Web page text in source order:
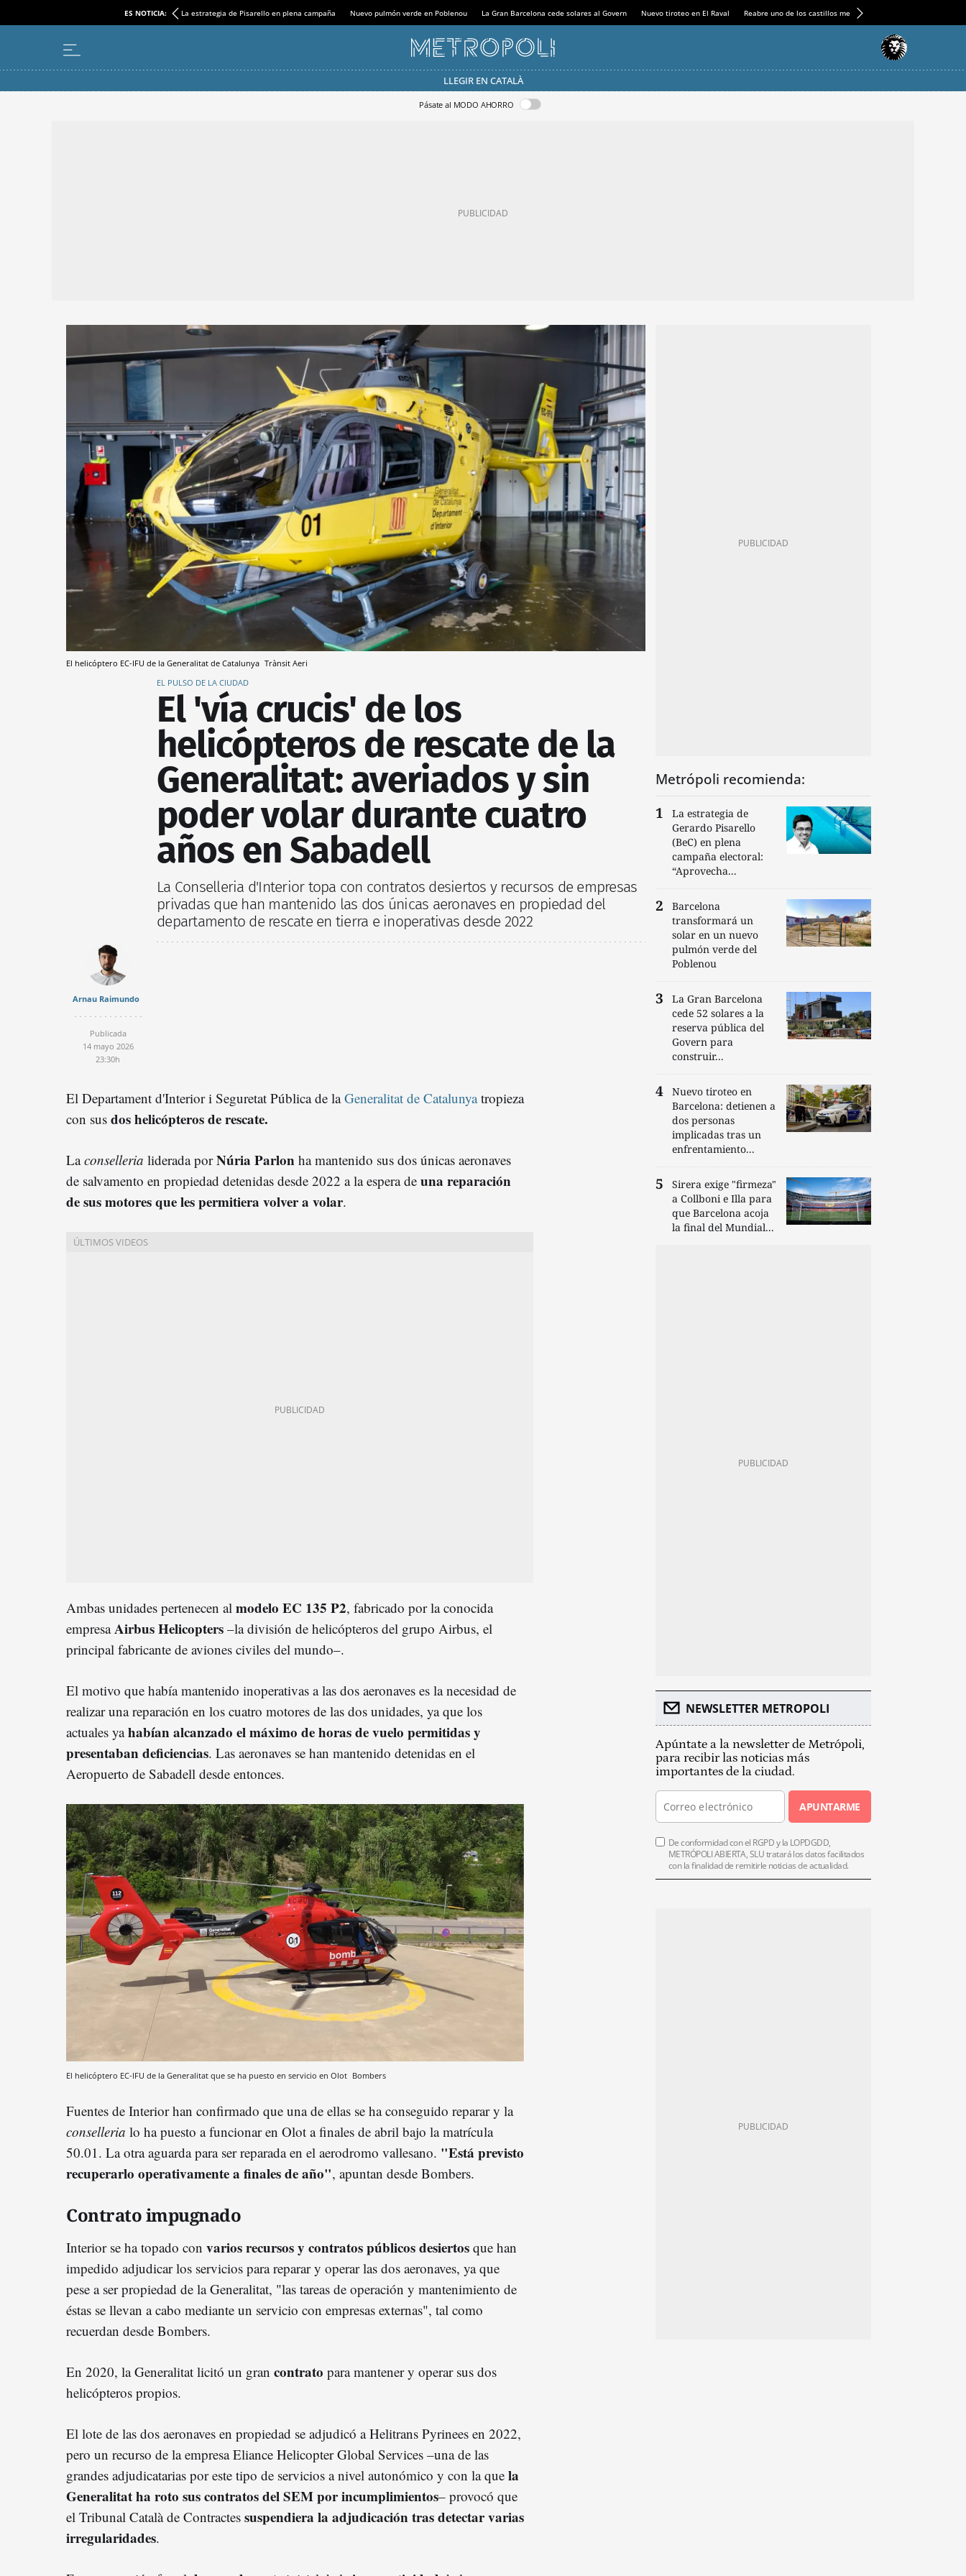
ES NOTICIA: La estrategia de Pisarello en plena campaña Nuevo pulmón verde en Poblenou La Gran Barcelona cede solares al Govern Nuevo tiroteo en El Raval Reabre uno de los castillos medievales más espectaculares
LLEGIR EN CATALÀ
Pásate al MODO AHORRO
El helicóptero EC-IFU de la Generalitat de Catalunya Trànsit Aeri
EL PULSO DE LA CIUDAD
El 'vía crucis' de los
helicópteros de rescate de la
Generalitat: averiados y sin
poder volar durante cuatro
años en Sabadell
La Conselleria d'Interior topa con contratos desiertos y recursos de empresas
privadas que han mantenido las dos únicas aeronaves en propiedad del
departamento de rescate en tierra e inoperativas desde 2022
Arnau Raimundo
Publicada
14 mayo 2026
23:30h
El Departament d'Interior i Seguretat Pública de laGeneralitat de Catalunyatropieza
con sus dos helicópteros de rescate.
Laconselleria liderada porNúria Parlon ha mantenido sus dos únicas aeronaves
de salvamento en propiedad detenidas desde 2022 a la espera de una reparación
de sus motores que les permitiera volver a volar.
Ambas unidades pertenecen al modelo EC 135 P2, fabricado por la conocida
empresaAirbus Helicopters –la división de helicópteros del grupo Airbus, el
principal fabricante de aviones civiles del mundo–.
El motivo que había mantenido inoperativas a las dos aeronaves es la necesidad de
realizar una reparación en los cuatro motores de las dos unidades, ya que los
actuales yahabían alcanzado el máximo de horas de vuelo permitidas y
presentaban deficiencias. Las aeronaves se han mantenido detenidas en el
Aeropuerto de Sabadell desde entonces.
El helicóptero EC-IFU de la Generalitat que se ha puesto en servicio en Olot Bombers
Fuentes de Interior han confirmado que una de ellas se ha conseguido reparar y la
conselleria lo ha puesto a funcionar en Olot a finales de abril bajo la matrícula
50.01. La otra aguarda para ser reparada en el aerodromo vallesano. "Está previsto
recuperarlo operativamente a finales de año", apuntan desde Bombers.
Contrato impugnado
Interior se ha topado con varios recursos y contratos públicos desiertos que han
impedido adjudicar los servicios para reparar y operar las dos aeronaves, ya que
pese a ser propiedad de la Generalitat, "las tareas de operación y mantenimiento de
éstas se llevan a cabo mediante un servicio con empresas externas", tal como
recuerdan desde Bombers.
En 2020, la Generalitat licitó un gran contrato para mantener y operar sus dos
helicópteros propios.
El lote de las dos aeronaves en propiedad se adjudicó a Helitrans Pyrinees en 2022,
pero un recurso de la empresa Eliance Helicopter Global Services –una de las
grandes adjudicatarias por este tipo de servicios a nivel autonómico y con la que la
Generalitat ha roto sus contratos del SEM por incumplimientos– provocó que
el Tribunal Català de Contractes suspendiera la adjudicación tras detectar varias
irregularidades.
Metrópoli recomienda:
La estrategia de
Gerardo Pisarello
(BeC) en plena
campaña electoral:
“Aprovecha...
Barcelona
transformará un
solar en un nuevo
pulmón verde del
Poblenou
La Gran Barcelona
cede 52 solares a la
reserva pública del
Govern para
construir...
Nuevo tiroteo en
Barcelona: detienen a
dos personas
implicadas tras un
enfrentamiento...
Sirera exige "firmeza"
a Collboni e Illa para
que Barcelona acoja
la final del Mundial...
NEWSLETTER METROPOLI
Apúntate a la newsletter de Metrópoli,
para recibir las noticias más
importantes de la ciudad.
APUNTARME
De conformidad con el RGPD y la LOPDGDD,
METRÓPOLI ABIERTA, SLU tratará los datos facilitados
con la finalidad de remitirle noticias de actualidad.